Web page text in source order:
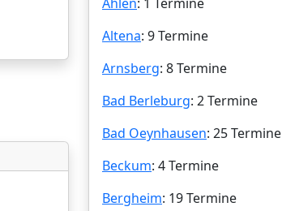
Altena: 9 Termine
Arnsberg: 8 Termine
Bad Berleburg: 2 Termine
Bad Oeynhausen: 25 Termine
Beckum: 4 Termine
Bergheim: 19 Termine